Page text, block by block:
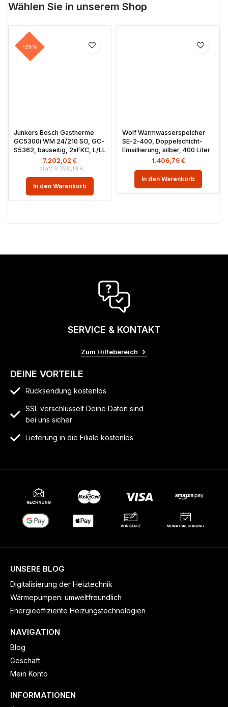
Wählen Sie in unserem Shop
-25%
Junkers Bosch Gastherme
GC5300i WM 24/210 SO, GC-
S5362, bauseitig, 2xFKC, L/LL
9.798,19 €
7.202,02 €
In den Warenkorb
Wolf Warmwasserspeicher
SE-2-400, Doppelschicht-
Emaillierung, silber, 400 Liter
1.406,79 €
In den Warenkorb
SERVICE & KONTAKT
Zum Hilfebereich
DEINE VORTEILE
Rücksendung kostenlos
SSL verschlüsselt Deine Daten sind
bei uns sicher
Lieferung in die Filiale kostenlos
UNSERE BLOG
Digitalisierung der Heiztechnik
Wärmepumpen: umweltfreundlich
Energieeffiziente Heizungstechnologien
NAVIGATION
Blog
Geschäft
Mein Konto
INFORMATIONEN